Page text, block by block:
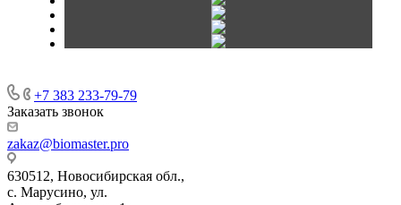
+7 383 233-79-79
Заказать звонок
zakaz@biomaster.pro
630512, Новосибирская обл.,
с. Марусино, ул.